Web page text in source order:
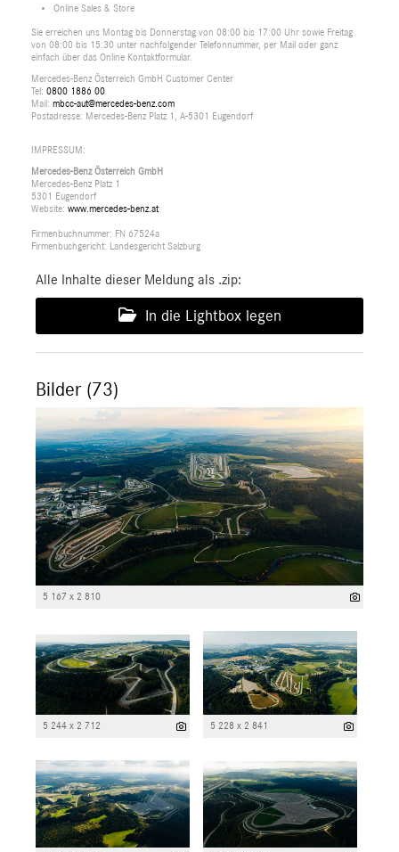
Online Sales & Store
Sie erreichen uns Montag bis Donnerstag von 08:00 bis 17:00 Uhr sowie Freitag
von 08:00 bis 15:30 unter nachfolgender Telefonnummer, per Mail oder ganz
einfach über das Online Kontaktformular.
Mercedes-Benz Österreich GmbH Customer Center
Tel: 0800 1886 00
Mail: mbcc-aut@mercedes-benz.com
Postadresse: Mercedes-Benz Platz 1, A-5301 Eugendorf
IMPRESSUM:
Mercedes-Benz Österreich GmbH
Mercedes-Benz Platz 1
5301 Eugendorf
Website: www.mercedes-benz.at
Firmenbuchnummer: FN 67524a
Firmenbuchgericht: Landesgericht Salzburg
Alle Inhalte dieser Meldung als .zip:
In die Lightbox legen
Bilder (73)
5 167 x 2 810
5 244 x 2 712 5 228 x 2 841